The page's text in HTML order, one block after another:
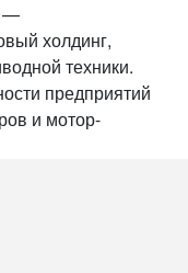
—
холдинг,
техники.
предприятий
и мотор-